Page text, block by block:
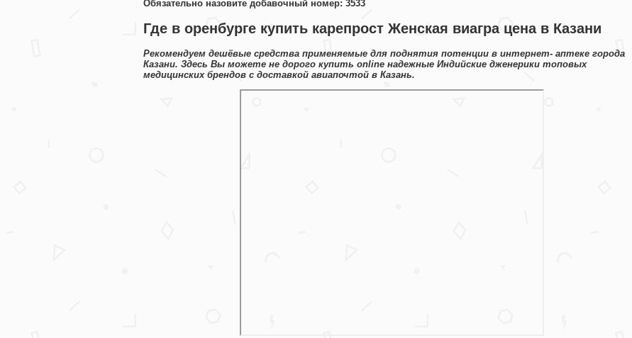
Обязательно назовите добавочный номер: 3533
Где в оренбурге купить карепрост Женская виагра цена в Казани
Рекомендуем дешёвые средства применяемые для поднятия потенции в интернет- аптеке города
Казани. Здесь Вы можете не дорого купить online надежные Индийские дженерики топовых
медицинских брендов с доставкой авиапочтой в Казань.